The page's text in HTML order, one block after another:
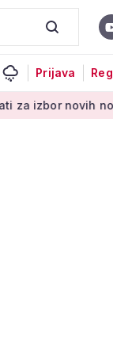
Prijava
novčanica